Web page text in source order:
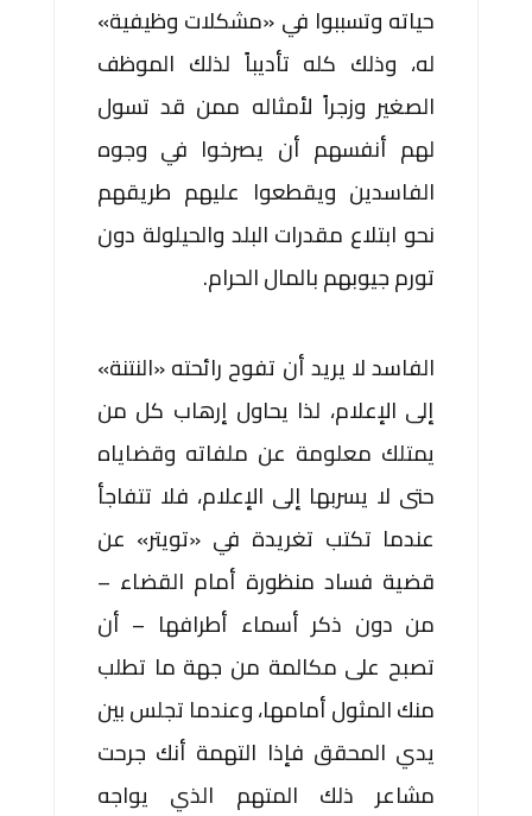
حياته وتسببوا في «مشكلات وظيفية»
له، وذلك كله تأديباً لذلك الموظف
الصغير وزجراً لأمثاله ممن قد تسول
لهم أنفسهم أن يصرخوا في وجوه
الفاسدين ويقطعوا عليهم طريقهم
نحو ابتلاع مقدرات البلد والحيلولة دون
تورم جيوبهم بالمال الحرام.
الفاسد لا يريد أن تفوح رائحته «النتنة»
إلى الإعلام، لذا يحاول إرهاب كل من
يمتلك معلومة عن ملفاته وقضاياه
حتى لا يسربها إلى الإعلام، فلا تتفاجأ
عندما تكتب تغريدة في «تويتر» عن
قضية فساد منظورة أمام القضاء –
من دون ذكر أسماء أطرافها – أن
تصبح على مكالمة من جهة ما تطلب
منك المثول أمامها، وعندما تجلس بين
يدي المحقق فإذا التهمة أنك جرحت
مشاعر ذلك المتهم الذي يواجه